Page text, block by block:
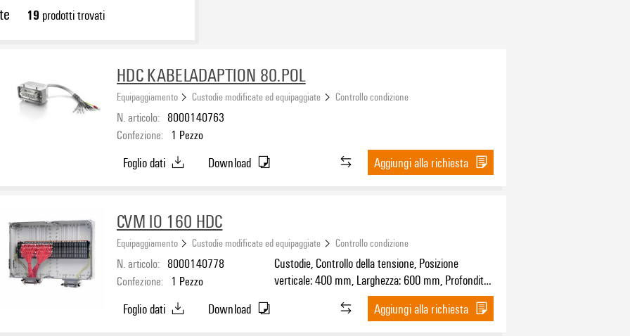
19 prodotti trovati
HDC KABELADAPTION 80.POL
Equipaggiamento Custodie modificate ed equipaggiate Controllo condizione
N. articolo: 8000140763
Confezione: 1 Pezzo
Foglio dati Download Aggiungi alla richiesta
CVM IO 160 HDC
Equipaggiamento Custodie modificate ed equipaggiate Controllo condizione
N. articolo: 8000140778
Confezione: 1 Pezzo
Custodie, Controllo della tensione, Posizione
verticale: 400 mm, Larghezza: 600 mm, Profondità:
132 mm, Materiale di base: PC-ABS, non trattato,
Foglio dati Download Aggiungi alla richiesta